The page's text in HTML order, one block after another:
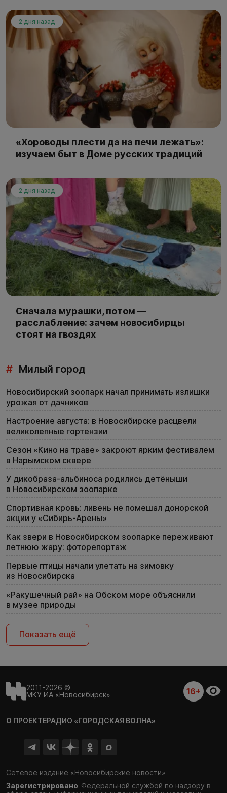
2 дня назад
«Хороводы плести да на печи лежать»:
изучаем быт в Доме русских традиций
2 дня назад
Сначала мурашки, потом —
расслабление: зачем новосибирцы
стоят на гвоздях
# Милый город
Новосибирский зоопарк начал принимать излишки
урожая от дачников
Настроение августа: в Новосибирске расцвели
великолепные гортензии
Сезон «Кино на траве» закроют ярким фестивалем
в Нарымском сквере
У дикобраза-альбиноса родились детёныши
в Новосибирском зоопарке
Спортивная кровь: ливень не помешал донорской
акции у «Сибирь-Арены»
Как звери в Новосибирском зоопарке переживают
летнюю жару: фоторепортаж
Первые птицы начали улетать на зимовку
из Новосибирска
«Ракушечный рай» на Обском море объяснили
в музее природы
Показать ещё
2011-2026 ©
МКУ ИА «Новосибирск»
16+
О ПРОЕКТЕРАДИО «ГОРОДСКАЯ ВОЛНА»
Сетевое издание «Новосибирские новости»
Зарегистрировано Федеральной службой по надзору в